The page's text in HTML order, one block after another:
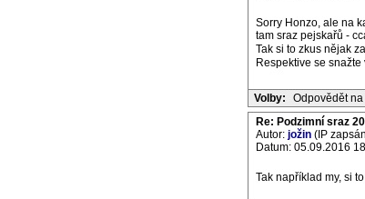
Sorry Honzo, ale na
tam sraz pejskařů -
Tak si to zkus nějak
Respektive se snažte
Volby: Odpovědět
Re: Podzimní sraz
Autor: jožin (IP
Datum: 05.09.2016
Tak například my, si